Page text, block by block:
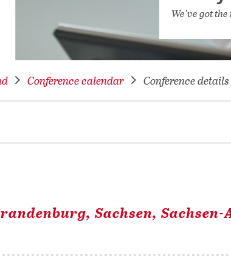
We've got
Conference calendar Conference details
Sachsen,